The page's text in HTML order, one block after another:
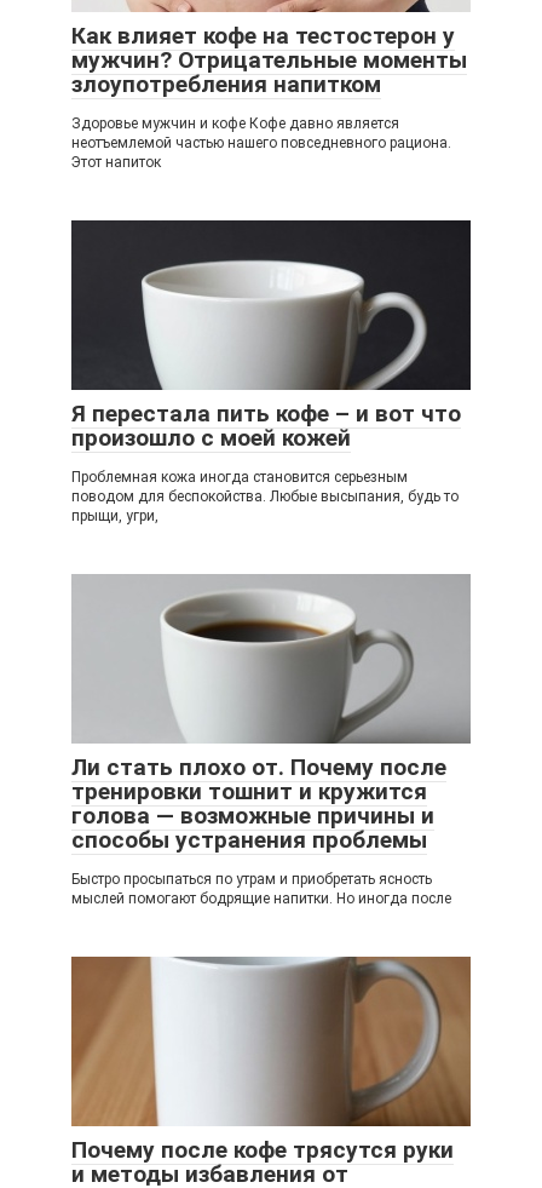
Как влияет кофе на тестостерон у
мужчин? Отрицательные моменты
злоупотребления напитком
Здоровье мужчин и кофе Кофе давно является
неотъемлемой частью нашего повседневного рациона.
Этот напиток
Я перестала пить кофе – и вот что
произошло с моей кожей
Проблемная кожа иногда становится серьезным
поводом для беспокойства. Любые высыпания, будь то
прыщи, угри,
Ли стать плохо от. Почему после
тренировки тошнит и кружится
голова — возможные причины и
способы устранения проблемы
Быстро просыпаться по утрам и приобретать ясность
мыслей помогают бодрящие напитки. Но иногда после
Почему после кофе трясутся руки
и методы избавления от